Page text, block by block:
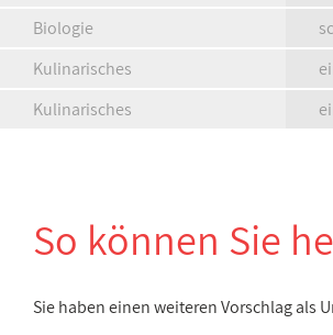
Biologie
Kulinarisches
Kulinarisches
So können Sie
Sie haben einen weiteren Vorschlag als